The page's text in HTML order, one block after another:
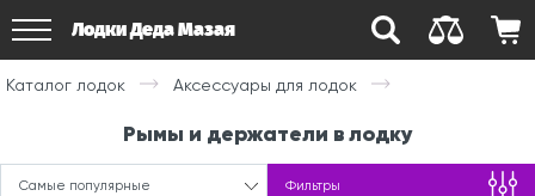
Лодки Деда Мазая
Каталог лодок Аксессуары для лодок
Рымы и держатели в лодку
Самые популярные Фильтры